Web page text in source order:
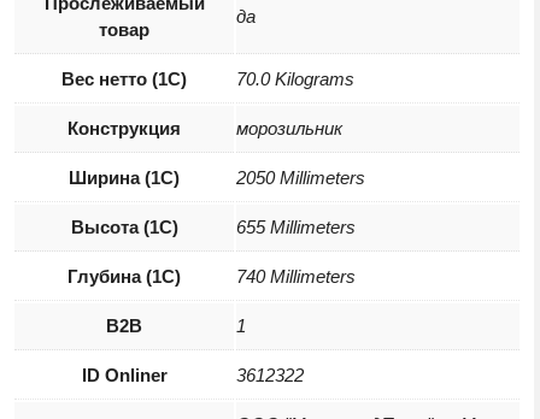
товар
да
Вес нетто (1С) 70.0 Kilograms
Конструкция морозильник
Ширина (1С) 2050 Millimeters
Высота (1С) 655 Millimeters
Глубина (1С) 740 Millimeters
B2B 1
ID Onliner 3612322